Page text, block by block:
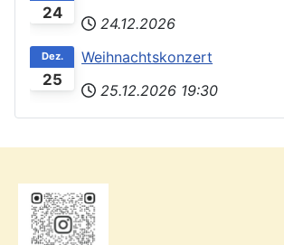
24
24.12.2026
25
Dez.
Weihnachtskonzert
25.12.2026 19:30